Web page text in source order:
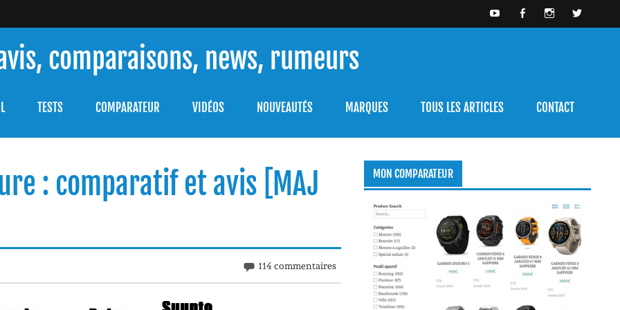
comparaisons, news, rumeurs
TESTS COMPARATEUR VIDÉOS NOUVEAUTÉS MARQUES TOUS LES ARTICLES CONTACT
: comparatif et avis [MAJ
114 commentaires
MON COMPARATEUR